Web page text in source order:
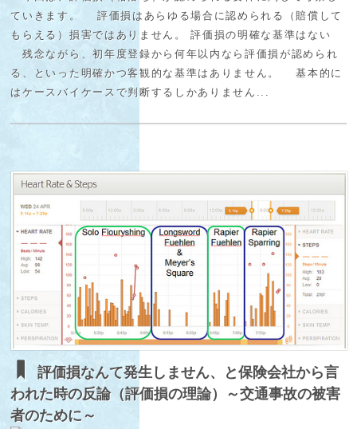
ていきます。 評価損はあらゆる場合に認められる（賠償して
もらえる）損害ではありません。 評価損の明確な基準はない
残念ながら、初年度登録から何年以内なら評価損が認められ
る、といった明確かつ客観的な基準はありません。 基本的に
はケースバイケースで判断するしかありません...
評価損なんて発生しません、と保険会社から言
われた時の反論（評価損の理論）～交通事故の被害
者のために～